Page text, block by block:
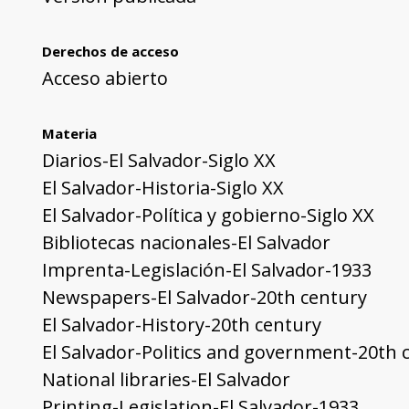
Derechos de acceso
Acceso abierto
Materia
Diarios-El Salvador-Siglo XX
El Salvador-Historia-Siglo XX
El Salvador-Política y gobierno-Siglo XX
Bibliotecas nacionales-El Salvador
Imprenta-Legislación-El Salvador-1933
Newspapers-El Salvador-20th century
El Salvador-History-20th century
El Salvador-Politics and government-20th
National libraries-El Salvador